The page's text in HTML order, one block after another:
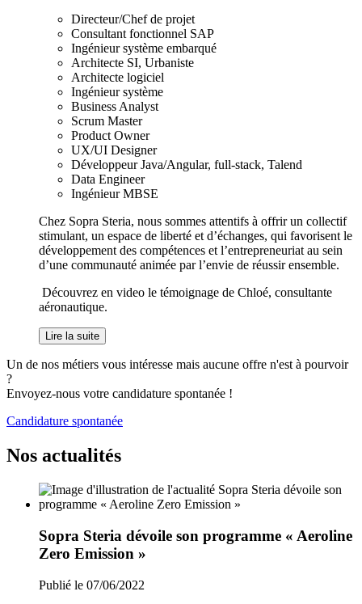
Directeur/Chef de projet
Consultant fonctionnel SAP
Ingénieur système embarqué
Architecte SI, Urbaniste
Architecte logiciel
Ingénieur système
Business Analyst
Scrum Master
Product Owner
UX/UI Designer
Développeur Java/Angular, full-stack, Talend
Data Engineer
Ingénieur MBSE
Chez Sopra Steria, nous sommes attentifs à offrir un collectif
stimulant, un espace de liberté et d’échanges, qui favorisent le
développement des compétences et l’entrepreneuriat au sein
d’une communauté animée par l’envie de réussir ensemble.
Découvrez en video le témoignage de Chloé, consultante
aéronautique.
Lire la suite
Un de nos métiers vous intéresse mais aucune offre n'est à pourvoir
?
Envoyez-nous votre candidature spontanée !
Candidature spontanée
Nos actualités
Sopra Steria dévoile son programme « Aeroline
Zero Emission »
Publié le 07/06/2022